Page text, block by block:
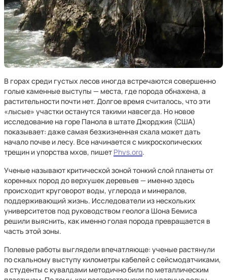
В горах среди густых лесов иногда встречаются совершенно
голые каменные выступы — места, где порода обнажена, а
растительности почти нет. Долгое время считалось, что эти
«лысые» участки останутся такими навсегда. Но новое
исследование на горе Панола в штате Джорджия (США)
показывает: даже самая безжизненная скала может дать
начало почве и лесу. Все начинается с микроскопических
трещин и упорства мхов, пишет Phys.org.
Ученые называют критической зоной тонкий слой планеты от
коренных пород до верхушек деревьев — именно здесь
происходит круговорот воды, углерода и минералов,
поддерживающий жизнь. Исследователи из нескольких
университетов под руководством геолога Шона Бемиса
решили выяснить, как именно голая порода превращается в
часть этой зоны.
Полевые работы выглядели впечатляюще: ученые растянули
по скальному выступу километры кабелей с сейсмодатчиками,
а студенты с кувалдами методично били по металлическим